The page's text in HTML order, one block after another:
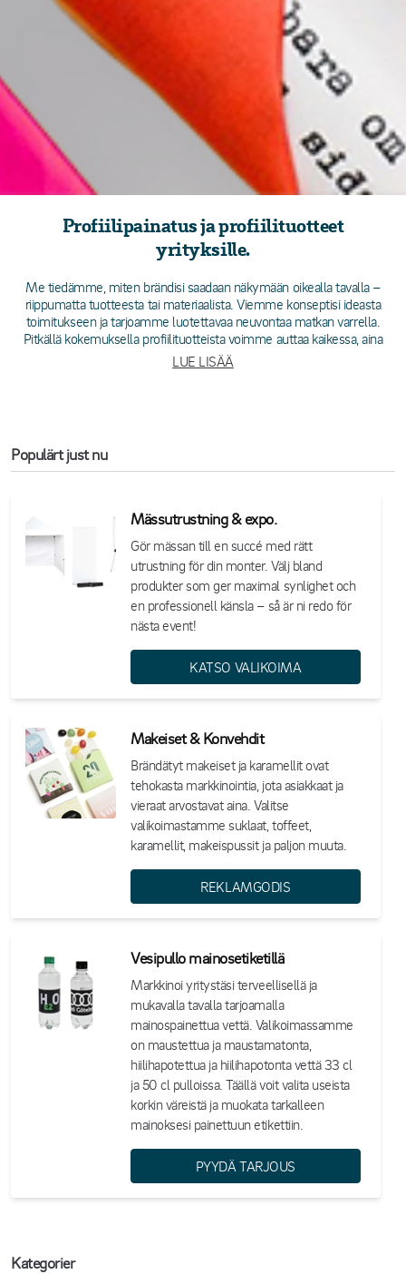
Profiilipainatus ja profiilituotteet
yrityksille.
Me tiedämme, miten brändisi saadaan näkymään oikealla tavalla –
riippumatta tuotteesta tai materiaalista. Viemme konseptisi ideasta
toimitukseen ja tarjoamme luotettavaa neuvontaa matkan varrella.
Pitkällä kokemuksella profiilituotteista voimme auttaa kaikessa, aina
painetuista pakkauksista ja logolla varustetuista muovipusseista
kokonaisiin vaatekonsepteihin ja painettuihin servietteihin. Meiltä saat
LUE LISÄÄ
Populärt just nu
Mässutrustning & expo.
Gör mässan till en succé med rätt
utrustning för din monter. Välj bland
produkter som ger maximal synlighet och
en professionell känsla – så är ni redo för
nästa event!
KATSO VALIKOIMA
Makeiset & Konvehdit
Brändätyt makeiset ja karamellit ovat
tehokasta markkinointia, jota asiakkaat ja
vieraat arvostavat aina. Valitse
valikoimastamme suklaat, toffeet,
karamellit, makeispussit ja paljon muuta.
REKLAMGODIS
Vesipullo mainosetiketillä
Markkinoi yritystäsi terveellisellä ja
mukavalla tavalla tarjoamalla
mainospainettua vettä. Valikoimassamme
on maustettua ja maustamatonta,
hiilihapotettua ja hiilihapotonta vettä 33 cl
ja 50 cl pulloissa. Täällä voit valita useista
korkin väreistä ja muokata tarkalleen
mainoksesi painettuun etikettiin.
PYYDÄ TARJOUS
Kategorier